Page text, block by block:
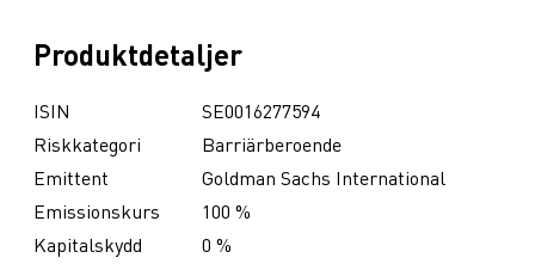
Produktdetaljer
ISIN
SE0016277594
Riskkategori
Barriärberoende
Emittent
Goldman Sachs International
Emissionskurs
100 %
Kapitalskydd
0 %